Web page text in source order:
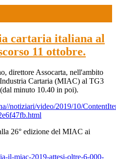
cartaria italiana al
11 ottobre.
direttore Assocarta, nell'ambito
Cartaria (MIAC) al TG3
minuto 10.40 in poi).
notiziari/video/2019/10/
26° edizione del MIAC ai
il-miac-2019-attesi-oltre-6-000-